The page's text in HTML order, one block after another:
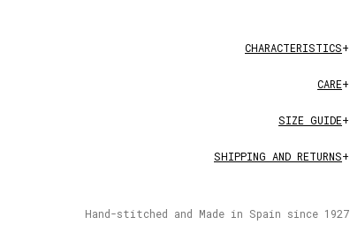
CHARACTERISTICS+
CARE+
SIZE GUIDE+
SHIPPING AND RETURNS+
Hand-stitched and Made in Spain since 1927